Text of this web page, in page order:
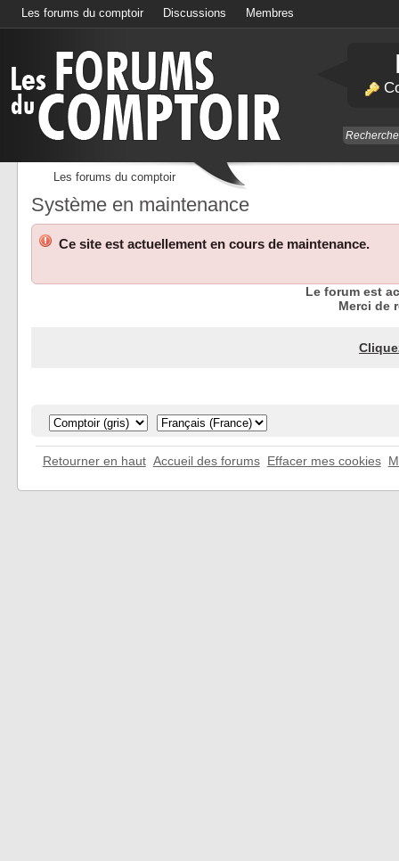
Les forums du comptoir Discussions Membres
Les forums du comptoir
Système en maintenance
Ce site est actuellement en cours de maintenance.
Le forum est
Merci de
Retourner en haut Accueil des forums Effacer mes cookies